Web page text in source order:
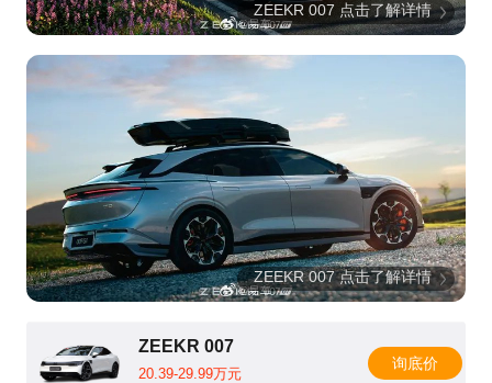
ZEEKR 007 点击了解详情
ZEEKR 007 点击了解详情
ZEEKR 007
20.39-29.99万元
询底价